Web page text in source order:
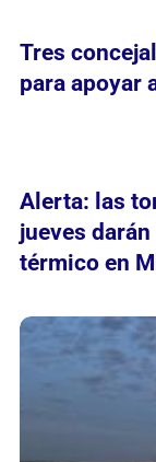
Tres
para apoyar
Alerta: las
jueves
térmico en